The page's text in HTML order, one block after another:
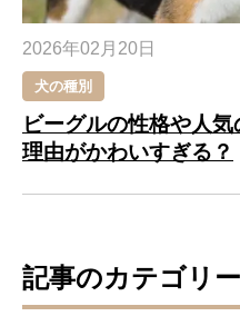
2026年02月20日
犬の種別
ビーグルの性格や人
理由がかわいすぎる？
記事のカテゴリ